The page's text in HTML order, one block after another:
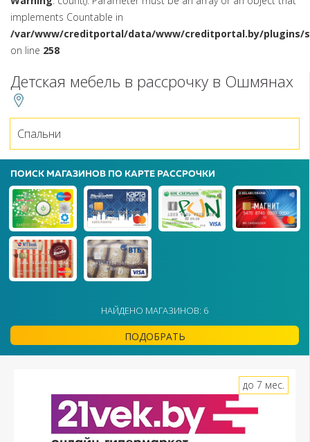
implements Countable in
/var/www/creditportal/data/www/creditportal.by/plugins/
on line 258
Детская мебель в рассрочку в Ошмянах
Спальни
ПОИСК МАГАЗИНОВ ПО КАРТЕ РАССРОЧКИ
НАЙДЕНО МАГАЗИНОВ: 6
ПОДОБРАТЬ
до 7 мес.